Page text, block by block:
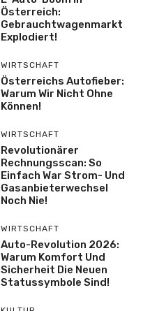
Österreich:
Gebrauchtwagenmarkt
Explodiert!
WIRTSCHAFT
Österreichs Autofieber:
Warum Wir Nicht Ohne
Können!
WIRTSCHAFT
Revolutionärer
Rechnungsscan: So
Einfach War Strom- Und
Gasanbieterwechsel
Noch Nie!
WIRTSCHAFT
Auto-Revolution 2026:
Warum Komfort Und
Sicherheit Die Neuen
Statussymbole Sind!